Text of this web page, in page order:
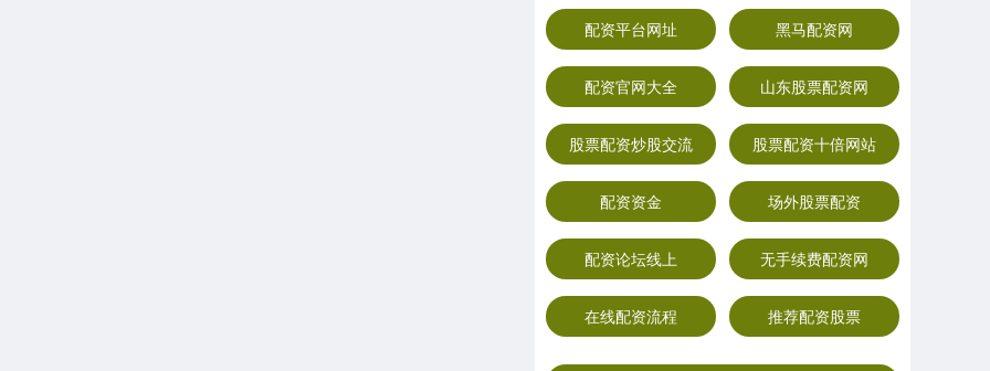
配资平台网址 黑马配资网
配资官网大全 山东股票配资网
股票配资炒股交流 股票配资十倍网站
配资资金 场外股票配资
配资论坛线上 无手续费配资网
在线配资流程 推荐配资股票